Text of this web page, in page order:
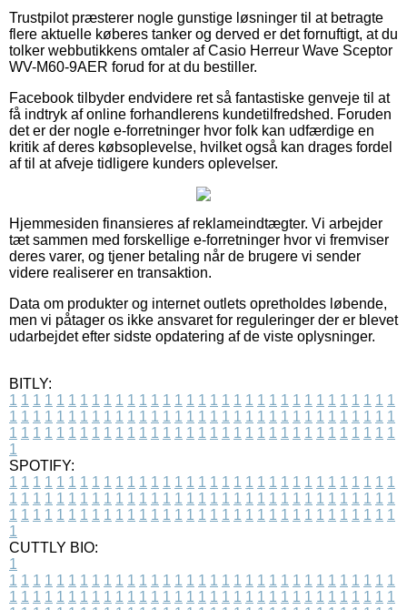
Trustpilot præsterer nogle gunstige løsninger til at betragte
flere aktuelle køberes tanker og derved er det fornuftigt, at du
tolker webbutikkens omtaler af Casio Herreur Wave Sceptor
WV-M60-9AER forud for at du bestiller.
Facebook tilbyder endvidere ret så fantastiske genveje til at
få indtryk af online forhandlerens kundetilfredshed. Foruden
det er der nogle e-forretninger hvor folk kan udfærdige en
kritik af deres købsoplevelse, hvilket også kan drages fordel
af til at afveje tidligere kunders oplevelser.
Hjemmesiden finansieres af reklameindtægter. Vi arbejder
tæt sammen med forskellige e-forretninger hvor vi fremviser
deres varer, og tjener betaling når de brugere vi sender
videre realiserer en transaktion.
Data om produkter og internet outlets opretholdes løbende,
men vi påtager os ikke ansvaret for reguleringer der er blevet
udarbejdet efter sidste opdatering af de viste oplysninger.
BITLY:
1 1 1 1 1 1 1 1 1 1 1 1 1 1 1 1 1 1 1 1 1 1 1 1 1 1 1 1 1 1 1 1 1
1 1 1 1 1 1 1 1 1 1 1 1 1 1 1 1 1 1 1 1 1 1 1 1 1 1 1 1 1 1 1 1 1
1 1 1 1 1 1 1 1 1 1 1 1 1 1 1 1 1 1 1 1 1 1 1 1 1 1 1 1 1 1 1 1 1
1
SPOTIFY:
1 1 1 1 1 1 1 1 1 1 1 1 1 1 1 1 1 1 1 1 1 1 1 1 1 1 1 1 1 1 1 1 1
1 1 1 1 1 1 1 1 1 1 1 1 1 1 1 1 1 1 1 1 1 1 1 1 1 1 1 1 1 1 1 1 1
1 1 1 1 1 1 1 1 1 1 1 1 1 1 1 1 1 1 1 1 1 1 1 1 1 1 1 1 1 1 1 1 1
1
CUTTLY BIO:
1
1 1 1 1 1 1 1 1 1 1 1 1 1 1 1 1 1 1 1 1 1 1 1 1 1 1 1 1 1 1 1 1 1
1 1 1 1 1 1 1 1 1 1 1 1 1 1 1 1 1 1 1 1 1 1 1 1 1 1 1 1 1 1 1 1 1